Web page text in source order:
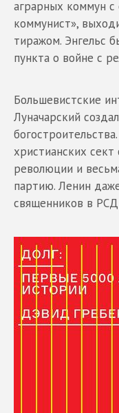
аграрных коммун
коммунист»,
тиражом. Энгельс
пункта о войне с
Большевистские
Луначарский
христианских
революции и
партию. Ленин
священников в